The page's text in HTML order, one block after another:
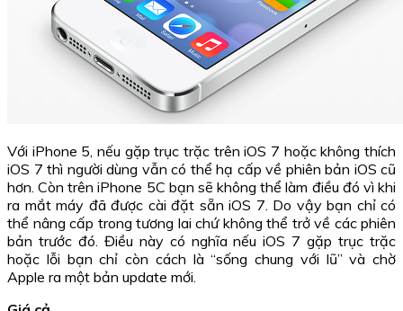
Với iPhone 5, nếu gặp trục trặc trên iOS 7 hoặc không thích
iOS 7 thì người dùng vẫn có thể hạ cấp về phiên bản iOS cũ
hơn. Còn trên iPhone 5C bạn sẽ không thể làm điều đó vì khi
ra mắt máy đã được cài đặt sẵn iOS 7. Do vậy bạn chỉ có
thể nâng cấp trong tương lai chứ không thể trở về các phiên
bản trước đó. Điều này có nghĩa nếu iOS 7 gặp trục trặc
hoặc lỗi bạn chỉ còn cách là “sống chung với lũ” và chờ
Apple ra một bản update mới.